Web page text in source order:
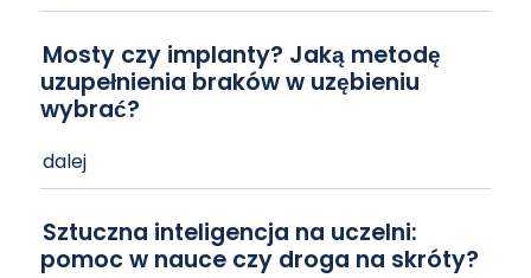
Mosty czy implanty? Jaką metodę
uzupełnienia braków w uzębieniu
wybrać?
dalej
Sztuczna inteligencja na uczelni:
pomoc w nauce czy droga na skróty?